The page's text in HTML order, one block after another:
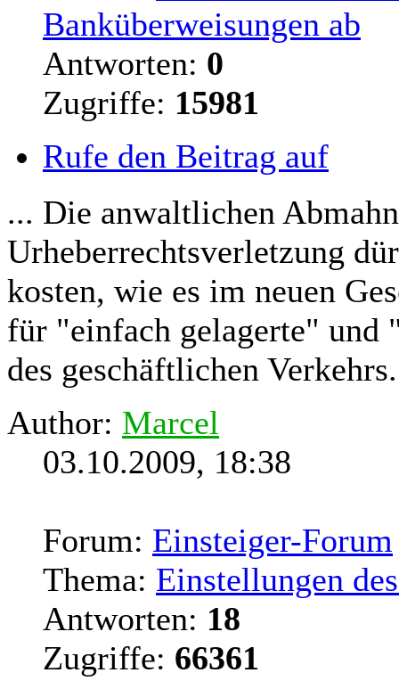
Banküberweisungen ab
Antworten: 0
Zugriffe: 15981
Rufe den Beitrag auf
... Die anwaltlichen
Urheberrechtsverletzung
kosten, wie es im neuen
für "einfach gelagerte" und
des geschäftlichen
Author: Marcel
03.10.2009, 18:38
Forum: Einsteiger-Forum
Thema: Einstellungen
Antworten: 18
Zugriffe: 66361